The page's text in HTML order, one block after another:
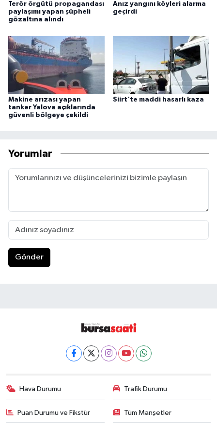
Terör örgütü propagandası
paylaşımı yapan şüpheli
gözaltına alındı
Anız yangını köyleri alarma
geçirdi
Makine arızası yapan
tanker Yalova açıklarında
güvenli bölgeye çekildi
Siirt'te maddi hasarlı kaza
Yorumlar
Gönder
Hava Durumu Trafik Durumu
Puan Durumu ve Fikstür Tüm Manşetler